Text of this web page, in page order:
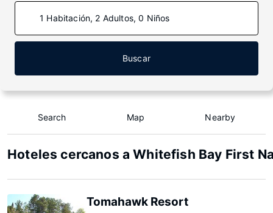
1 Habitación, 2 Adultos, 0 Niños
Buscar
Search Map Nearby
Hoteles cercanos a Whitefish Bay First
Tomahawk Resort